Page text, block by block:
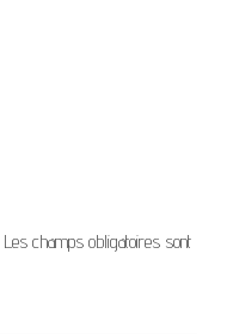
Les champs obligatoires sont